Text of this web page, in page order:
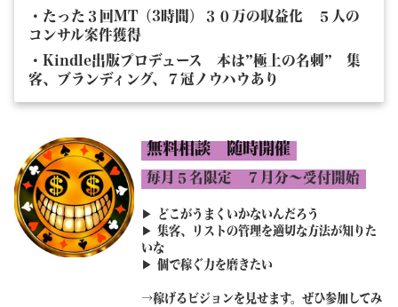
・たった３回MT（3時間）３０万の収益化 ５人の
コンサル案件獲得
・Kindle出版プロデュース 本は”極上の名刺” 集
客、ブランディング、７冠ノウハウあり
無料相談 随時開催
毎月５名限定 ７月分〜受付開始
▶︎ どこがうまくいかないんだろう
▶︎ 集客、リストの管理を適切な方法が知りた
いな
▶︎ 個で稼ぐ力を磨きたい
→稼げるビジョンを見せます。ぜひ参加してみ